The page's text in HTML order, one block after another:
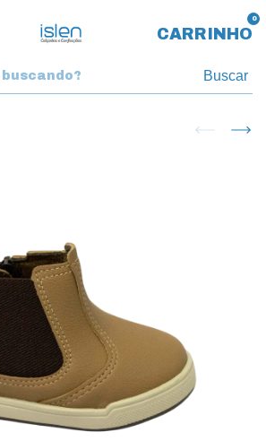
CARRINHO
0
Buscar